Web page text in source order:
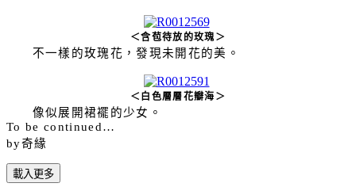
＜含苞待放的玫瑰＞
不一樣的玫瑰花，發現未開花的美。
＜白色層層花瓣海＞
像似展開裙襬的少女。
To be continued…
by奇緣
載入更多